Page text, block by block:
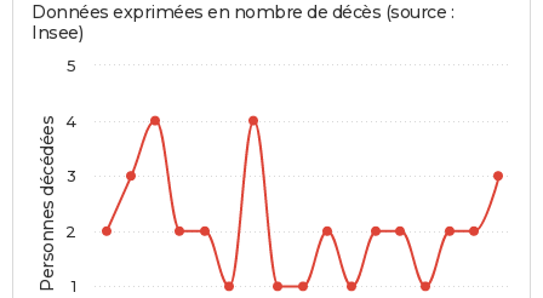
Personnes décédées
Données exprimées en nombre de décès (source :
Insee)
1
2
3
4
5